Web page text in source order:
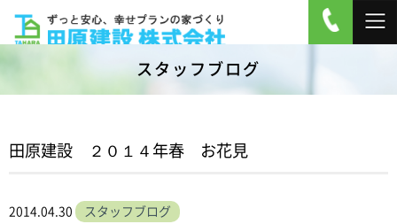
スタッフブログ
田原建設 ２０１４年春 お花見
2014.04.30 スタッフブログ